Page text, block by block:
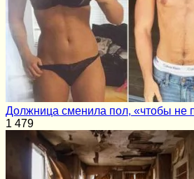
Должница сменила пол, «чтобы не
1 479